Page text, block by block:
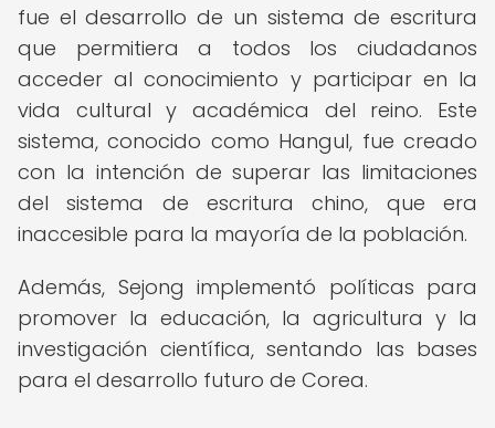
fue el desarrollo de un sistema de escritura
que permitiera a todos los ciudadanos
acceder al conocimiento y participar en la
vida cultural y académica del reino. Este
sistema, conocido como Hangul, fue creado
con la intención de superar las limitaciones
del sistema de escritura chino, que era
inaccesible para la mayoría de la población.
Además, Sejong implementó políticas para
promover la educación, la agricultura y la
investigación científica, sentando las bases
para el desarrollo futuro de Corea.